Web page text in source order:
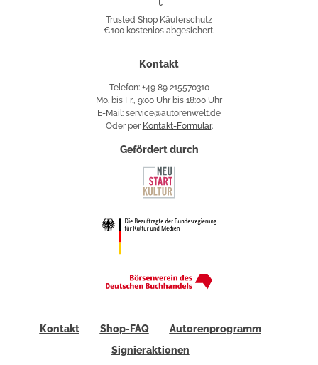
Käuferschutz
Trusted Shop Käuferschutz
€100 kostenlos abgesichert.
Kontakt
Telefon: +49 89 215570310
Mo. bis Fr., 9:00 Uhr bis 18:00 Uhr
E-Mail: service@autorenwelt.de
Oder per Kontakt-Formular.
Gefördert durch
Kontakt Shop-FAQ
Autorenprogramm
Signieraktionen